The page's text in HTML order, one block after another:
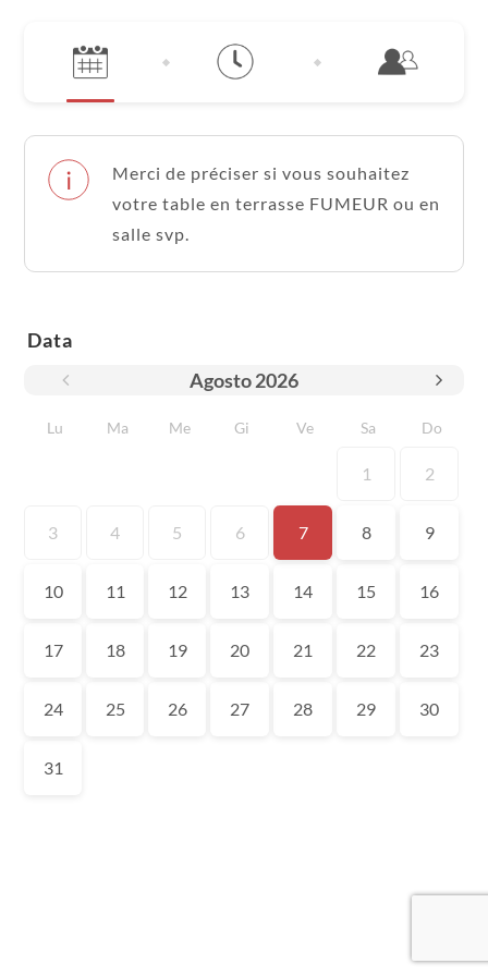
Merci de préciser si vous souhaitez
votre table en terrasse FUMEUR ou en
salle svp.
Data
Agosto2026
Lu Ma Me Gi Ve Sa Do
1 2
3 4 5 6 7 8 9
10 11 12 13 14 15 16
17 18 19 20 21 22 23
24 25 26 27 28 29 30
31